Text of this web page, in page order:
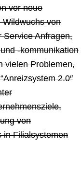
vor neue
Wildwuchs von
Service Anfragen,
-kommunikation
vielen Problemen,
2.0″
von
in Filialsystemen